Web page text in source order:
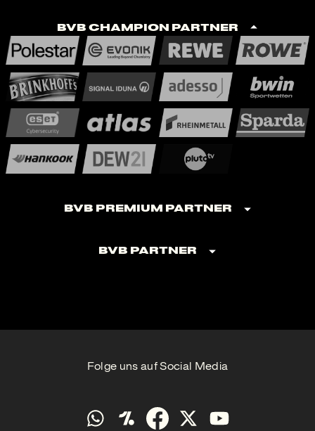
BVB Champion Partner
BVB Premium Partner
BVB Partner
Folge uns auf Social Media